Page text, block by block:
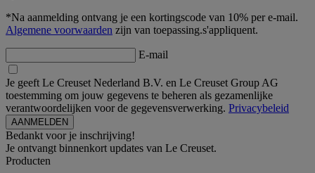
*Na aanmelding ontvang je een kortingscode van 10% per e-mail.
Algemene voorwaarden zijn van toepassing.s'appliquent.
E-mail
Je geeft Le Creuset Nederland B.V. en Le Creuset Group AG
toestemming om jouw gegevens te beheren als gezamenlijke
verantwoordelijken voor de gegevensverwerking. Privacybeleid
Bedankt voor je inschrijving!
Je ontvangt binnenkort updates van Le Creuset.
Producten